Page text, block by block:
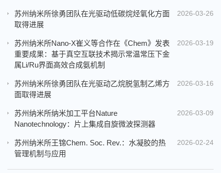
2026-03-26
苏州纳米所徐勇团队在光驱动低碳烷烃氧化方面
取得进展
2026-03-19
苏州纳米所Nano-X崔义等合作在《Chem》发表
重要成果：基于真空互联技术揭示常温常压下金
属Li/Ru界面高效合成氨机制
2026-03-16
苏州纳米所徐勇团队在光驱动乙烷脱氢制乙烯方
面取得进展
2026-03-09
苏州纳米所纳米加工平台Nature
Nanotechnology：片上集成自旋微波探测器
2026-02-24
苏州纳米所王锦Chem. Soc. Rev.：水凝胶的热
管理机制与应用